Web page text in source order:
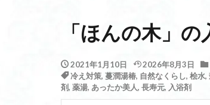
「ほんの木」
2021年1月10日 2026年8月3日
冷え対策, 蔓潤湯椿, 自然なくらし, 桧水,
剤, 薬湯, あったか美人, 長寿元, 入浴剤